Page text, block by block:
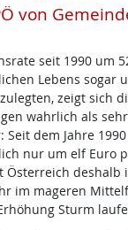
von
seit 1990 um
Lebens sogar
zeigt sich
wahrlich als
dem Jahre
nur um elf Euro
Österreich deshalb
im mageren
Sturm